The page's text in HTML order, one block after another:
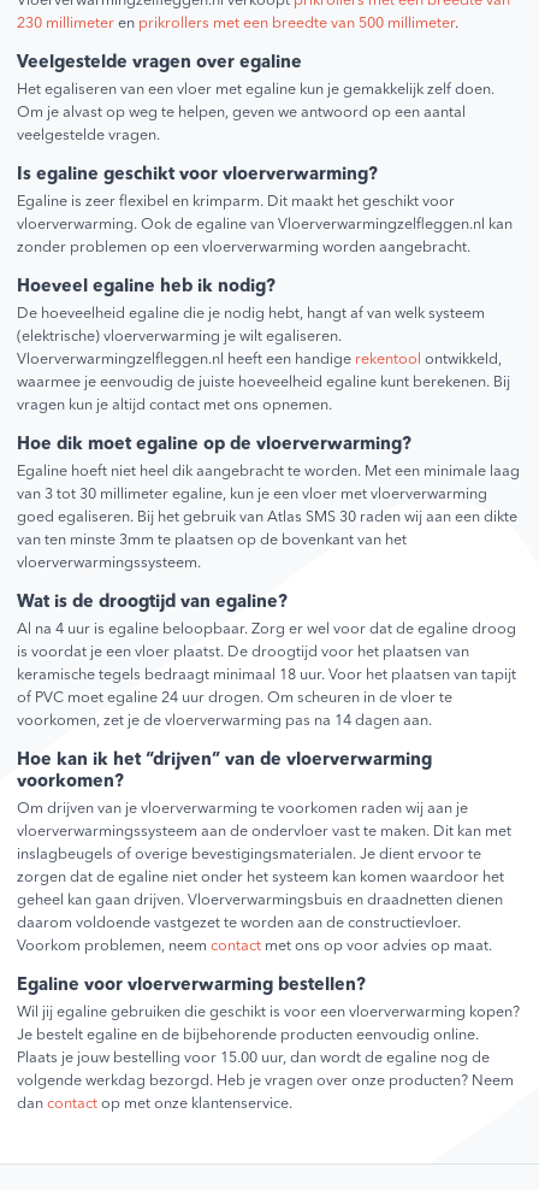
230 millimeter en prikrollers met een breedte van 500 millimeter.
Veelgestelde vragen over egaline
Het egaliseren van een vloer met egaline kun je gemakkelijk zelf doen.
Om je alvast op weg te helpen, geven we antwoord op een aantal
veelgestelde vragen.
Is egaline geschikt voor vloerverwarming?
Egaline is zeer flexibel en krimparm. Dit maakt het geschikt voor
vloerverwarming. Ook de egaline van Vloerverwarmingzelfleggen.nl kan
zonder problemen op een vloerverwarming worden aangebracht.
Hoeveel egaline heb ik nodig?
De hoeveelheid egaline die je nodig hebt, hangt af van welk systeem
(elektrische) vloerverwarming je wilt egaliseren.
Vloerverwarmingzelfleggen.nl heeft een handige rekentool ontwikkeld,
waarmee je eenvoudig de juiste hoeveelheid egaline kunt berekenen. Bij
vragen kun je altijd contact met ons opnemen.
Hoe dik moet egaline op de vloerverwarming?
Egaline hoeft niet heel dik aangebracht te worden. Met een minimale laag
van 3 tot 30 millimeter egaline, kun je een vloer met vloerverwarming
goed egaliseren. Bij het gebruik van Atlas SMS 30 raden wij aan een dikte
van ten minste 3mm te plaatsen op de bovenkant van het
vloerverwarmingssysteem.
Wat is de droogtijd van egaline?
Al na 4 uur is egaline beloopbaar. Zorg er wel voor dat de egaline droog
is voordat je een vloer plaatst. De droogtijd voor het plaatsen van
keramische tegels bedraagt minimaal 18 uur. Voor het plaatsen van tapijt
of PVC moet egaline 24 uur drogen. Om scheuren in de vloer te
voorkomen, zet je de vloerverwarming pas na 14 dagen aan.
Hoe kan ik het “drijven” van de vloerverwarming
voorkomen?
Om drijven van je vloerverwarming te voorkomen raden wij aan je
vloerverwarmingssysteem aan de ondervloer vast te maken. Dit kan met
inslagbeugels of overige bevestigingsmaterialen. Je dient ervoor te
zorgen dat de egaline niet onder het systeem kan komen waardoor het
geheel kan gaan drijven. Vloerverwarmingsbuis en draadnetten dienen
daarom voldoende vastgezet te worden aan de constructievloer.
Voorkom problemen, neemcontact met ons op voor advies op maat.
Egaline voor vloerverwarming bestellen?
Wil jij egaline gebruiken die geschikt is voor een vloerverwarming kopen?
Je bestelt egaline en de bijbehorende producten eenvoudig online.
Plaats je jouw bestelling voor 15.00 uur, dan wordt de egaline nog de
volgende werkdag bezorgd. Heb je vragen over onze producten? Neem
dancontact op met onze klantenservice.